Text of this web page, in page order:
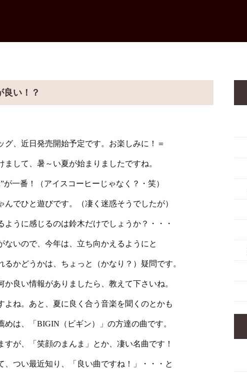
良い！？
、近日発売開始予定です。お楽しみに！＝
して、暑～い夏が始まりましたですね。
一番！（アイスコーヒーじゃなく？・笑）
でひと遊びです。（凄く迷惑そうでしたが）
うに感じるのは鈴木だけでしょうか？・・・
ないので、今年は、立ち向かえるようにと
かどうかは、ちょっと（かなり？）疑問です。
良い情報がありましたら、教えて下さいね。
ね。あと、夏に良く合う音楽を聞くのとかも
は、「BIGIN（ビギン）」の方達の曲です。
が、「笑顔のまんま」とか、凄い名曲です！
つい最近知り、「良い曲ですね！」・・・と